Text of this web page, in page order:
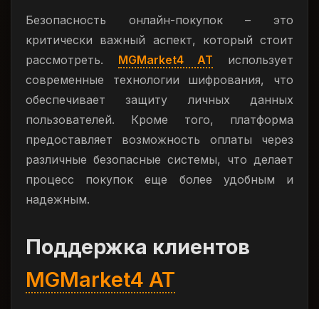
Безопасность онлайн-покупок – это
критически важный аспект, который стоит
рассмотреть. MGMarket4 AT использует
современные технологии шифрования, что
обеспечивает защиту личных данных
пользователей. Кроме того, платформа
предоставляет возможность оплаты через
различные безопасные системы, что делает
процесс покупок еще более удобным и
надежным.
Поддержка клиентов
MGMarket4 AT